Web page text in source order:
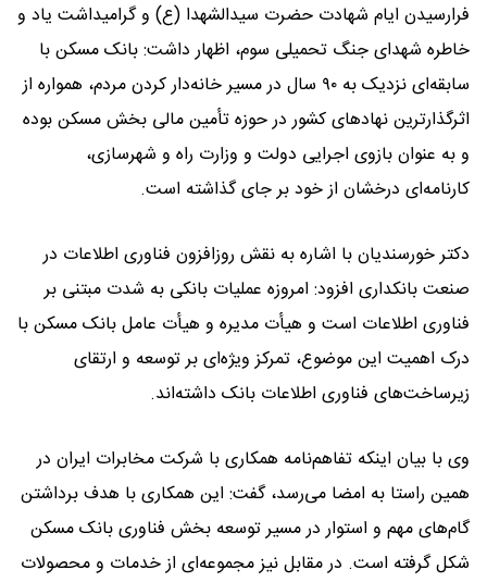
فرارسیدن ایام شهادت حضرت سیدالشهدا (ع) و گرامیداشت یاد و
خاطره شهدای جنگ تحمیلی سوم، اظهار داشت: بانک مسکن با
سابقه‌ای نزدیک به ۹۰ سال در مسیر خانه‌دار کردن مردم، همواره از
اثرگذارترین نهادهای کشور در حوزه تأمین مالی بخش مسکن بوده
و به عنوان بازوی اجرایی دولت و وزارت راه و شهرسازی،
کارنامه‌ای درخشان از خود بر جای گذاشته است.
دکتر خورسندیان با اشاره به نقش روزافزون فناوری اطلاعات در
صنعت بانکداری افزود: امروزه عملیات بانکی به شدت مبتنی بر
فناوری اطلاعات است و هیأت مدیره و هیأت عامل بانک مسکن با
درک اهمیت این موضوع، تمرکز ویژه‌ای بر توسعه و ارتقای
زیرساخت‌های فناوری اطلاعات بانک داشته‌اند.
وی با بیان اینکه تفاهم‌نامه همکاری با شرکت مخابرات ایران در
همین راستا به امضا می‌رسد، گفت: این همکاری با هدف برداشتن
گام‌های مهم و استوار در مسیر توسعه بخش فناوری بانک مسکن
شکل گرفته است. در مقابل نیز مجموعه‌ای از خدمات و محصولات